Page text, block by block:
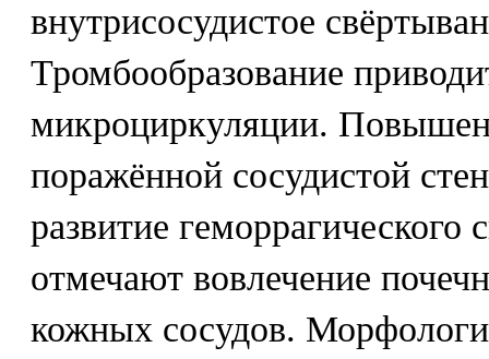
внутрисосудистое
Тромбообразование
микроциркуляции.
поражённой сосудистой
развитие
отмечают вовлечение
кожных сосудов.